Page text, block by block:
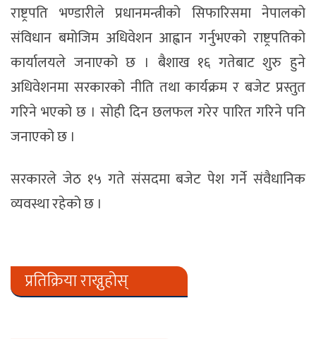
राष्ट्रपति भण्डारीले प्रधानमन्त्रीको सिफारिसमा नेपालको
संविधान बमोजिम अधिवेशन आह्वान गर्नुभएको राष्ट्रपतिको
कार्यालयले जनाएको छ । बैशाख १६ गतेबाट शुरु हुने
अधिवेशनमा सरकारको नीति तथा कार्यक्रम र बजेट प्रस्तुत
गरिने भएको छ । सोही दिन छलफल गरेर पारित गरिने पनि
जनाएको छ ।
सरकारले जेठ १५ गते संसदमा बजेट पेश गर्ने संवैधानिक
व्यवस्था रहेको छ ।
प्रतिक्रिया राख्नुहोस्